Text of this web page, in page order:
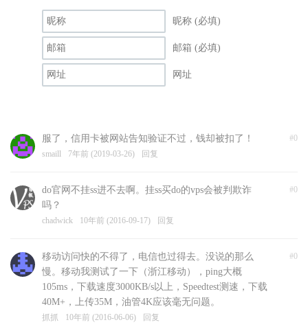
昵称 (必填)
邮箱 (必填)
网址
#0
服了，信用卡被网站告知验证不过，钱却被扣了！
smaill 7年前 (2019-03-26) 回复
#0
do官网不挂ss进不去啊。挂ss买do的vps会被判欺诈
吗？
chadwick 10年前 (2016-09-17) 回复
#0
移动访问快的不得了，电信也过得去。没说的那么
慢。移动我测试了一下（浙江移动），ping大概
105ms，下载速度3000KB/s以上，Speedtest测速，下载
40M+，上传35M，油管4K应该毫无问题。
抓抓 10年前 (2016-06-06) 回复